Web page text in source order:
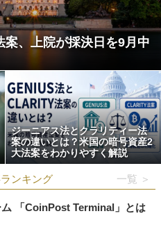
、上院が採決日を9月中
ジーニアス法とクラリティー法
案の違いとは？米国の暗号資産2
大法案をわかりやすく解説
ンキング 一覧 ＞
「CoinPost Terminal」とは